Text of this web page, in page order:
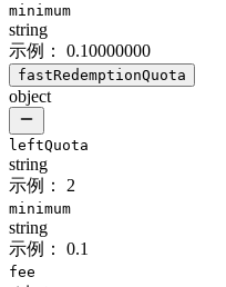
minimum
string
示例：
0.10000000
fastRedemptionQuota
object
leftQuota
string
示例：
2
minimum
string
示例：
0.1
fee